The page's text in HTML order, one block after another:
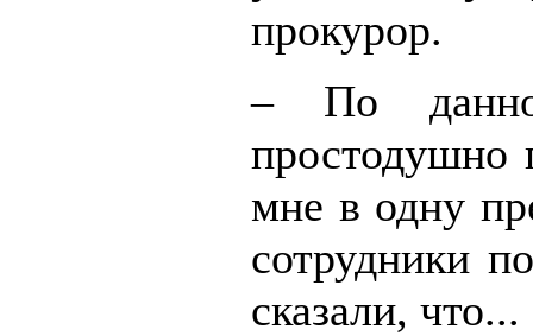
прокурор.
– По
простодушно
мне в одну
сотрудники
сказали, что...